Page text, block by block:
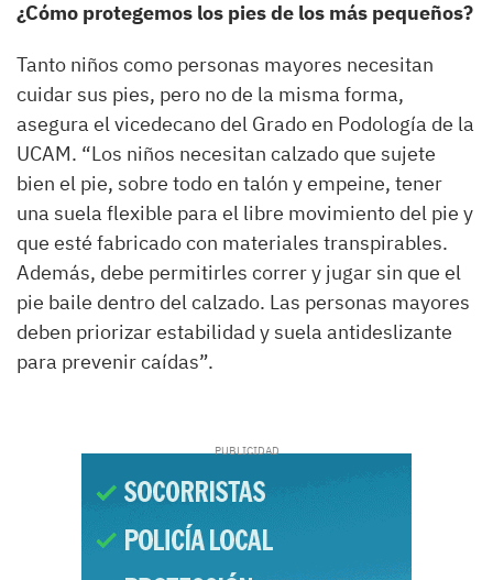
¿Cómo protegemos los pies de los más pequeños?
Tanto niños como personas mayores necesitan
cuidar sus pies, pero no de la misma forma,
asegura el vicedecano del Grado en Podología de la
UCAM. “Los niños necesitan calzado que sujete
bien el pie, sobre todo en talón y empeine, tener
una suela flexible para el libre movimiento del pie y
que esté fabricado con materiales transpirables.
Además, debe permitirles correr y jugar sin que el
pie baile dentro del calzado. Las personas mayores
deben priorizar estabilidad y suela antideslizante
para prevenir caídas”.